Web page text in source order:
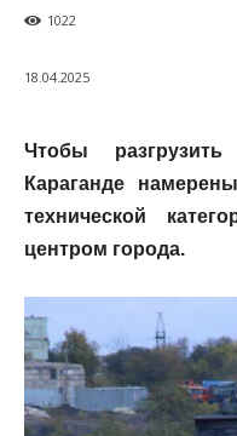
1022
18.04.2025
Чтобы
Караганде
технической
центром города.